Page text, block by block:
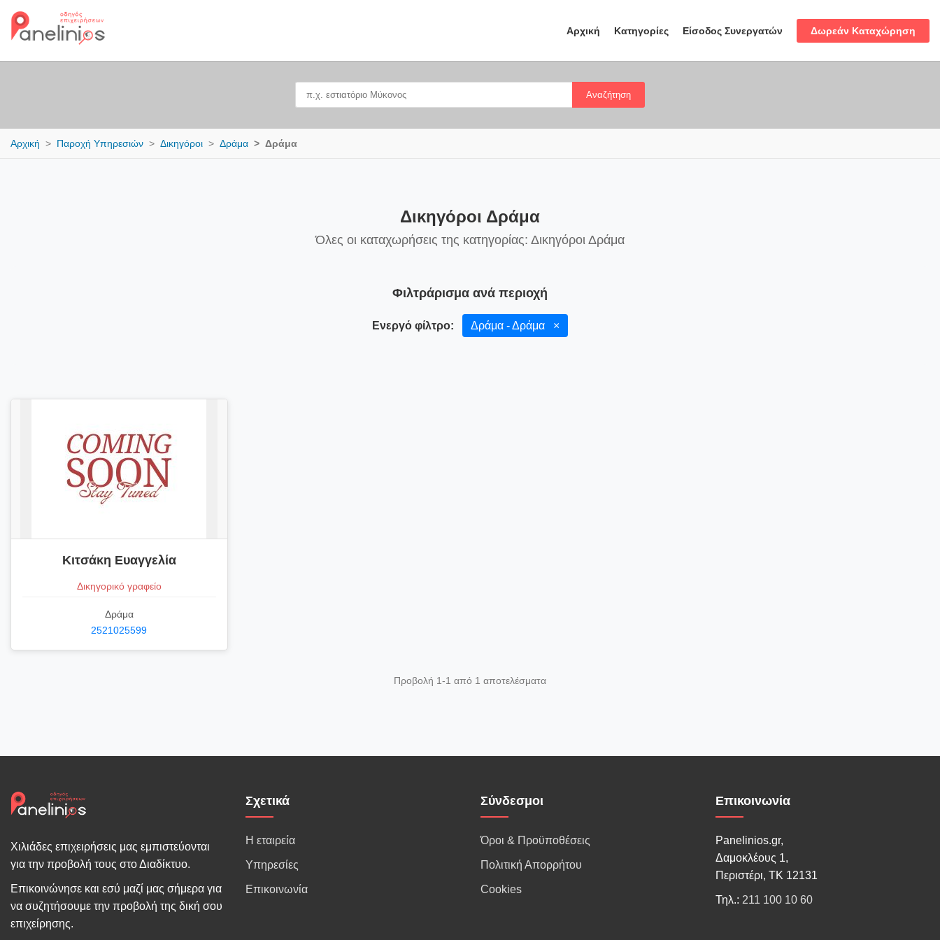
Αρχική Κατηγορίες Είσοδος Συνεργατών Δωρεάν Καταχώρηση
Αναζήτηση
Αρχική Παροχή Υπηρεσιών Δικηγόροι Δράμα Δράμα
Δικηγόροι Δράμα
Όλες οι καταχωρήσεις της κατηγορίας: Δικηγόροι Δράμα
Φιλτράρισμα ανά περιοχή
Ενεργό φίλτρο: Δράμα - Δράμα ×
Κιτσάκη Ευαγγελία
Δικηγορικό γραφείο
Δράμα
2521025599
Προβολή 1-1 από 1 αποτελέσματα
Χιλιάδες επιχειρήσεις μας εμπιστεύονται
για την προβολή τους στο Διαδίκτυο.
Επικοινώνησε και εσύ μαζί μας σήμερα για
να συζητήσουμε την προβολή της δική σου
επιχείρησης.
Σχετικά
Η εταιρεία
Υπηρεσίες
Επικοινωνία
Σύνδεσμοι
Όροι & Προϋποθέσεις
Πολιτική Απορρήτου
Cookies
Επικοινωνία
Panelinios.gr,
Δαμοκλέους 1,
Περιστέρι, ΤΚ 12131
Τηλ.: 211 100 10 60